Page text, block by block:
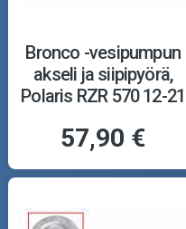
Bronco -vesipumpun
akseli ja siipipyörä,
Polaris RZR 570 12-21
57,90 €